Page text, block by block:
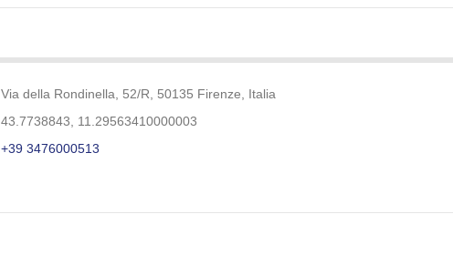
Via della Rondinella, 52/R, 50135 Firenze, Italia
43.7738843, 11.29563410000003
+39 3476000513